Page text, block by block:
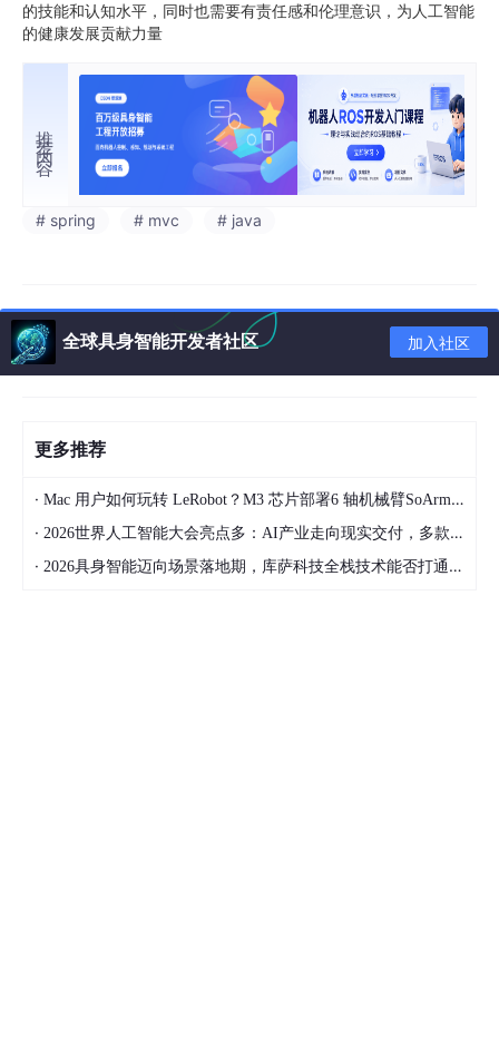
的技能和认知水平，同时也需要有责任感和伦理意识，为人工智能
的健康发展贡献力量
推荐内容
# spring # mvc # java
全球具身智能开发者社区 加入社区
更多推荐
· Mac 用户如何玩转 LeRobot？M3 芯片部署6 轴机械臂SoArm101经验总结 第3篇
· 2026世界人工智能大会亮点多：AI产业走向现实交付，多款创新产品亮相！
· 2026具身智能迈向场景落地期，库萨科技全栈技术能否打通城市服务机器人规模化之路？